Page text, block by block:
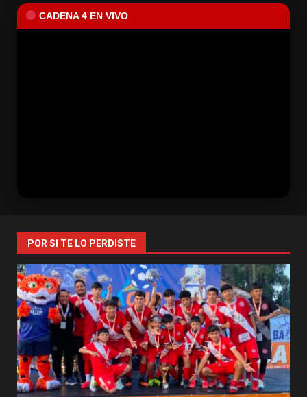
CADENA 4 EN VIVO
POR SI TE LO PERDISTE